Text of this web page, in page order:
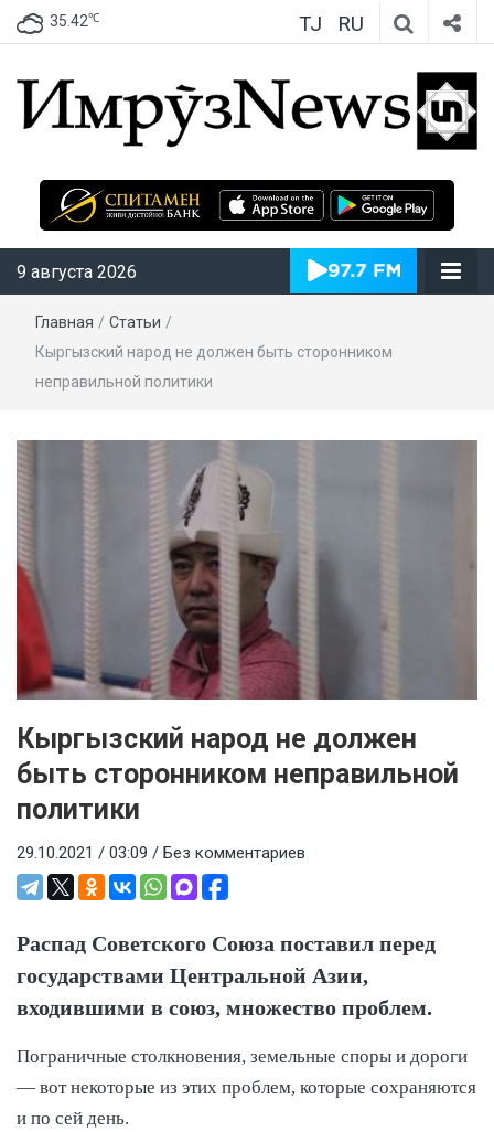
35.42℃ TJ RU
ИмрӯзNews
9 августа 2026
Главная / Статьи /
Кыргызский народ не должен быть сторонником
неправильной политики
Кыргызский народ не должен
быть сторонником неправильной
политики
29.10.2021 / 03:09 / Без комментариев
Распад Советского Союза поставил перед
государствами Центральной Азии,
входившими в союз, множество проблем.
Пограничные столкновения, земельные споры и дороги
— вот некоторые из этих проблем, которые сохраняются
и по сей день.